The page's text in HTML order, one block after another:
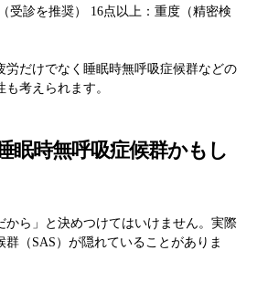
受診を推奨） 16点以上：重度（精密検
労だけでなく睡眠時無呼吸症候群などの
考えられます。
眠時無呼吸症候群かもし
から」と決めつけてはいけません。実際
（SAS）が隠れていることがありま